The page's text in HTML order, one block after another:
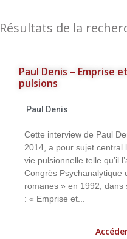
Résultats de la
Paul Denis – Emprise
pulsions
Paul Denis
Cette interview de Paul
2014, a pour sujet central
vie pulsionnelle telle qu’il
Congrès Psychanalytique
romanes » en 1992, dans
: « Emprise et...